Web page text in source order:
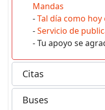
Mandas
-Tal día como
-Servicio de
- Tu apoyo se
Citas
Buses